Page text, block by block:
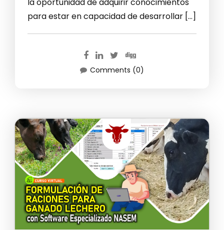
para estar en capacidad de desarrollar […]
Comments (0)